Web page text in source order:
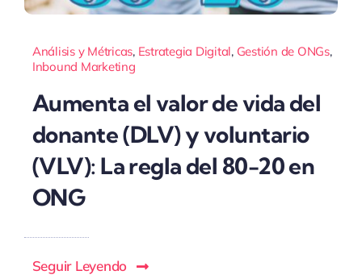
Análisis y Métricas, Estrategia Digital, Gestión de ONGs,
Inbound Marketing
Aumenta el valor de vida del
donante (DLV) y voluntario
(VLV): La regla del 80-20 en
ONG
Seguir Leyendo